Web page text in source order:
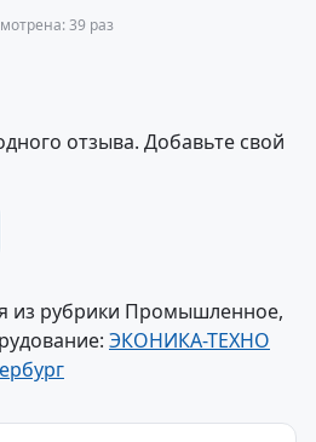
39 раз
отзыва. Добавьте свой
из рубрики Промышленное,
ЭКОНИКА-ТЕХНО